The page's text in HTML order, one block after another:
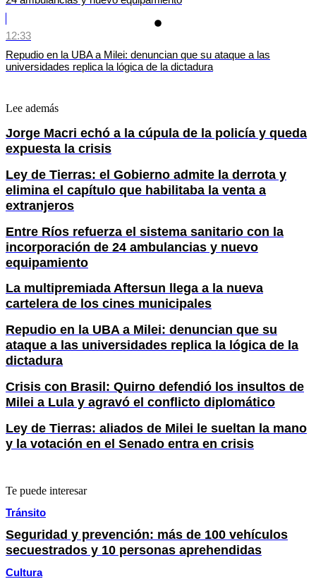
12:33
Repudio en la UBA a Milei: denuncian que su ataque a las
universidades replica la lógica de la dictadura
Lee además
Jorge Macri echó a la cúpula de la policía y queda
expuesta la crisis
Ley de Tierras: el Gobierno admite la derrota y
elimina el capítulo que habilitaba la venta a
extranjeros
Entre Ríos refuerza el sistema sanitario con la
incorporación de 24 ambulancias y nuevo
equipamiento
La multipremiada Aftersun llega a la nueva
cartelera de los cines municipales
Repudio en la UBA a Milei: denuncian que su
ataque a las universidades replica la lógica de la
dictadura
Crisis con Brasil: Quirno defendió los insultos de
Milei a Lula y agravó el conflicto diplomático
Ley de Tierras: aliados de Milei le sueltan la mano
y la votación en el Senado entra en crisis
Te puede interesar
Tránsito
Seguridad y prevención: más de 100 vehículos
secuestrados y 10 personas aprehendidas
Cultura